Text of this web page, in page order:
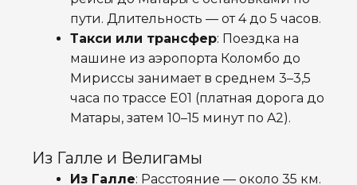
пути. Длительность — от 4 до 5 часов.
Такси или трансфер: Поездка на
машине из аэропорта Коломбо до
Мириссы занимает в среднем 3–3,5
часа по трассе E01 (платная дорога до
Матары, затем 10–15 минут по A2).
Из Галле и Велигамы
Из Галле: Расстояние — около 35 км.